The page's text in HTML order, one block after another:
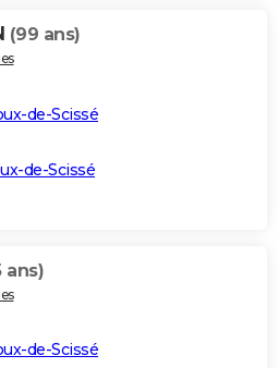
(99 ans)
de-Scissé
de-Scissé
ans)
de-Scissé